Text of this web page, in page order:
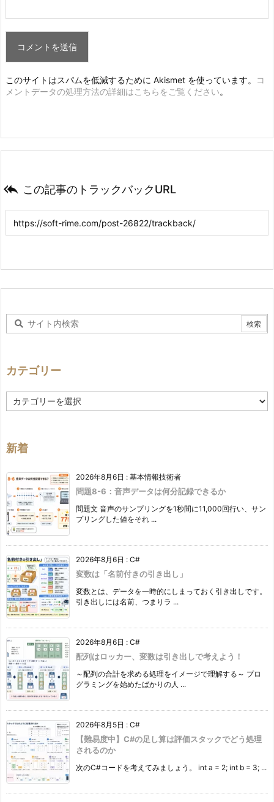
このサイトはスパムを低減するために Akismet を使っています。
コ
メントデータの処理方法の詳細はこちらをご覧ください。
 この記事のトラックバックURL
カテゴリー
テ
ー
新着
2026年8月6日 : 基本情報技術者
問題8-6：音声データは何分記録できるか
問題文 音声のサンプリングを1秒間に11,000回行い、サン
プリングした値をそれ ...
2026年8月6日 : C#
変数は「名前付きの引き出し」
変数とは、データを一時的にしまっておく引き出しです。
引き出しには名前、つまりラ ...
2026年8月6日 : C#
配列はロッカー、変数は引き出しで考えよう！
～配列の合計を求める処理をイメージで理解する～ プロ
グラミングを始めたばかりの人 ...
2026年8月5日 : C#
【難易度中】C#の足し算は評価スタックでどう処理
されるのか
次のC#コードを考えてみましょう。 int a = 2; int b = 3; ...